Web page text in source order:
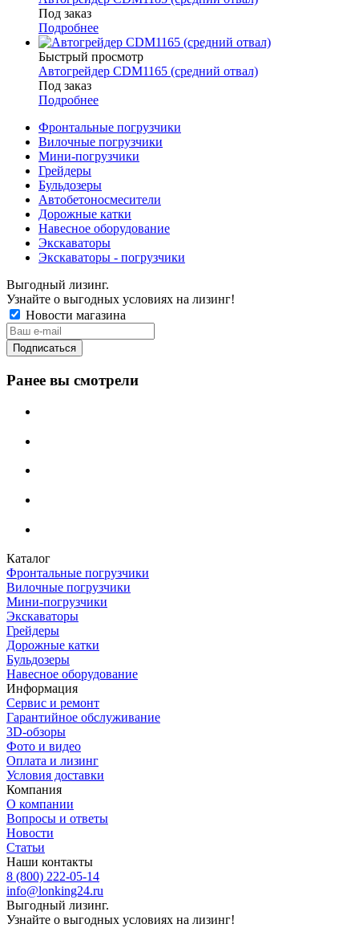
Под заказ
Подробнее
Быстрый просмотр
Автогрейдер CDM1165 (средний отвал)
Под заказ
Подробнее
Фронтальные погрузчики
Вилочные погрузчики
Мини-погрузчики
Грейдеры
Бульдозеры
Автобетоносмесители
Дорожные катки
Навесное оборудование
Экскаваторы
Экскаваторы - погрузчики
Выгодный лизинг.
Узнайте о выгодных условиях на лизинг!
Новости магазина
Ранее вы смотрели
Каталог
Фронтальные погрузчики
Вилочные погрузчики
Мини-погрузчики
Экскаваторы
Грейдеры
Дорожные катки
Бульдозеры
Навесное оборудование
Информация
Сервис и ремонт
Гарантийное обслуживание
3D-обзоры
Фото и видео
Оплата и лизинг
Условия доставки
Компания
О компании
Вопросы и ответы
Новости
Статьи
Наши контакты
8 (800) 222-05-14
info@lonking24.ru
Выгодный лизинг.
Узнайте о выгодных условиях на лизинг!